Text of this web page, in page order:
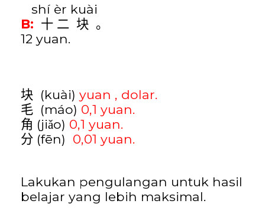
shí èr kuài
B: 十 二 块 。
12 yuan.
块 (kuài) yuan , dolar.
毛 (máo) 0,1 yuan.
角 (jiǎo) 0,1 yuan.
分 (fēn) 0,01 yuan.
Lakukan pengulangan untuk hasil
belajar yang lebih maksimal.